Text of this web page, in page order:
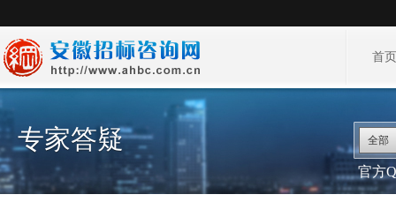
首
专家答疑 全部
官方